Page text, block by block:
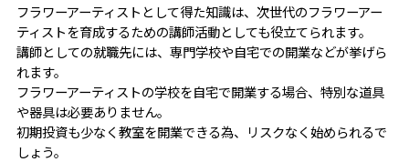
フラワーアーティストとして得た知識は、次世代のフラワーアー
ティストを育成するための講師活動としても役立てられます。
講師としての就職先には、専門学校や自宅での開業などが挙げら
れます。
フラワーアーティストの学校を自宅で開業する場合、特別な道具
や器具は必要ありません。
初期投資も少なく教室を開業できる為、リスクなく始められるで
しょう。